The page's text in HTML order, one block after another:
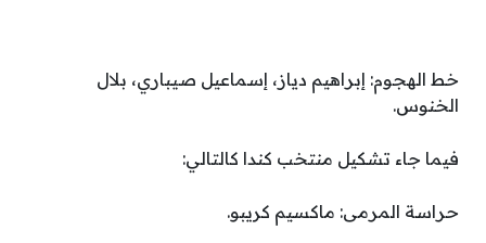
خط الهجوم: إبراهيم دياز، إسماعيل صيباري، بلال
الخنوس.
فيما جاء تشكيل منتخب كندا كالتالي:
حراسة المرمى: ماكسيم كريبو.